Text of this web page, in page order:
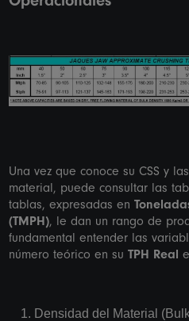
Una vez que conoce su CSS y
material, puede consultar las
tablas, expresadas en
(TMPH), le dan un rango de
fundamental entender las
número teórico en su TPH Real
Densidad del Material